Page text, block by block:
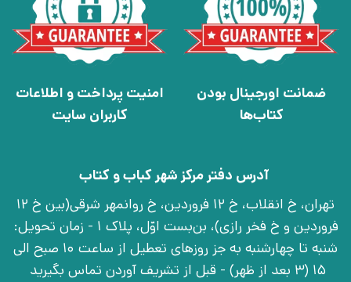
ضمانت اورجینال بودن
کتاب‌ها
امنیت پرداخت و اطلاعات
کاربران سایت
آدرس دفتر مرکز شهر کباب و کتاب
تهران، خ انقلاب، خ 12 فروردین، خ روانمهر شرقی(بین خ 12
فروردین و خ فخر رازی)، بن‌بست اوّل، پلاک 1 - زمان تحویل:
شنبه تا چهارشنبه به جز روزهای تعطیل از ساعت 10 صبح الی
15 (3 بعد از ظهر) - قبل از تشریف آوردن تماس بگیرید